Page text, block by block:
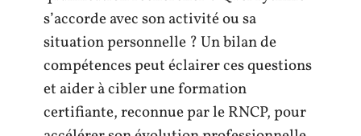
s’accorde avec son activité ou sa
situation personnelle ? Un bilan de
compétences peut éclairer ces questions
et aider à cibler une formation
certifiante, reconnue par le RNCP, pour